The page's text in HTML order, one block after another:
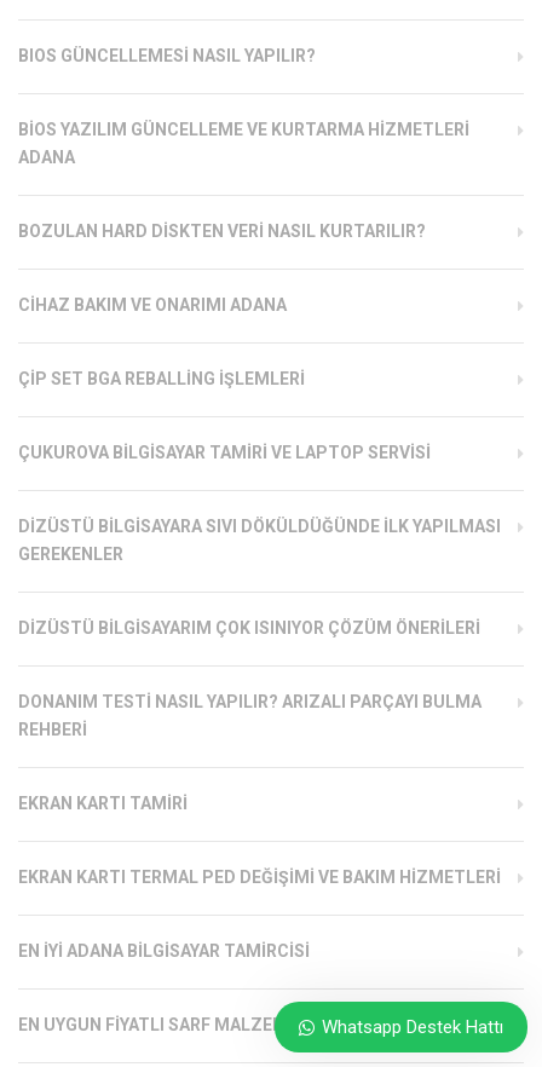
BIOS GÜNCELLEMESI NASIL YAPILIR?
BIOS YAZILIM GÜNCELLEME VE KURTARMA HIZMETLERI
ADANA
BOZULAN HARD DISKTEN VERI NASIL KURTARILIR?
CIHAZ BAKIM VE ONARIMI ADANA
ÇIP SET BGA REBALLING İŞLEMLERI
ÇUKUROVA BILGISAYAR TAMIRI VE LAPTOP SERVISI
DIZÜSTÜ BILGISAYARA SIVI DÖKÜLDÜĞÜNDE İLK YAPILMASI
GEREKENLER
DIZÜSTÜ BILGISAYARIM ÇOK ISINIYOR ÇÖZÜM ÖNERILERI
DONANIM TESTI NASIL YAPILIR? ARIZALI PARÇAYI BULMA
REHBERI
EKRAN KARTI TAMIRI
EKRAN KARTI TERMAL PED DEĞIŞIMI VE BAKIM HIZMETLERI
EN İYI ADANA BILGISAYAR TAMIRCISI
EN UYGUN FIYATLI SARF MALZEMELERI ADANAWhatsapp Destek Hattı